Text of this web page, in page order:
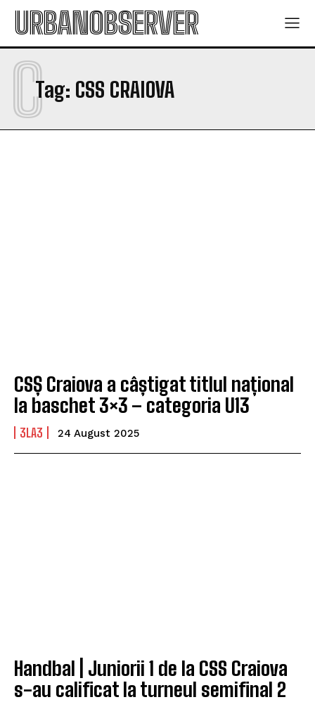
URBANOBSERVER
Tag: CSS CRAIOVA
C
CSȘ Craiova a câștigat titlul național
la baschet 3×3 – categoria U13
3LA3 24 August 2025
Handbal | Juniorii 1 de la CSS Craiova
s-au calificat la turneul semifinal 2